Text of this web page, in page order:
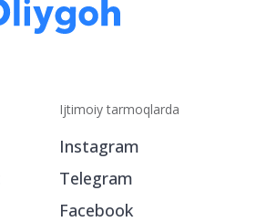
Ijtimoiy tarmoqlarda
Instagram
Telegram
Facebook